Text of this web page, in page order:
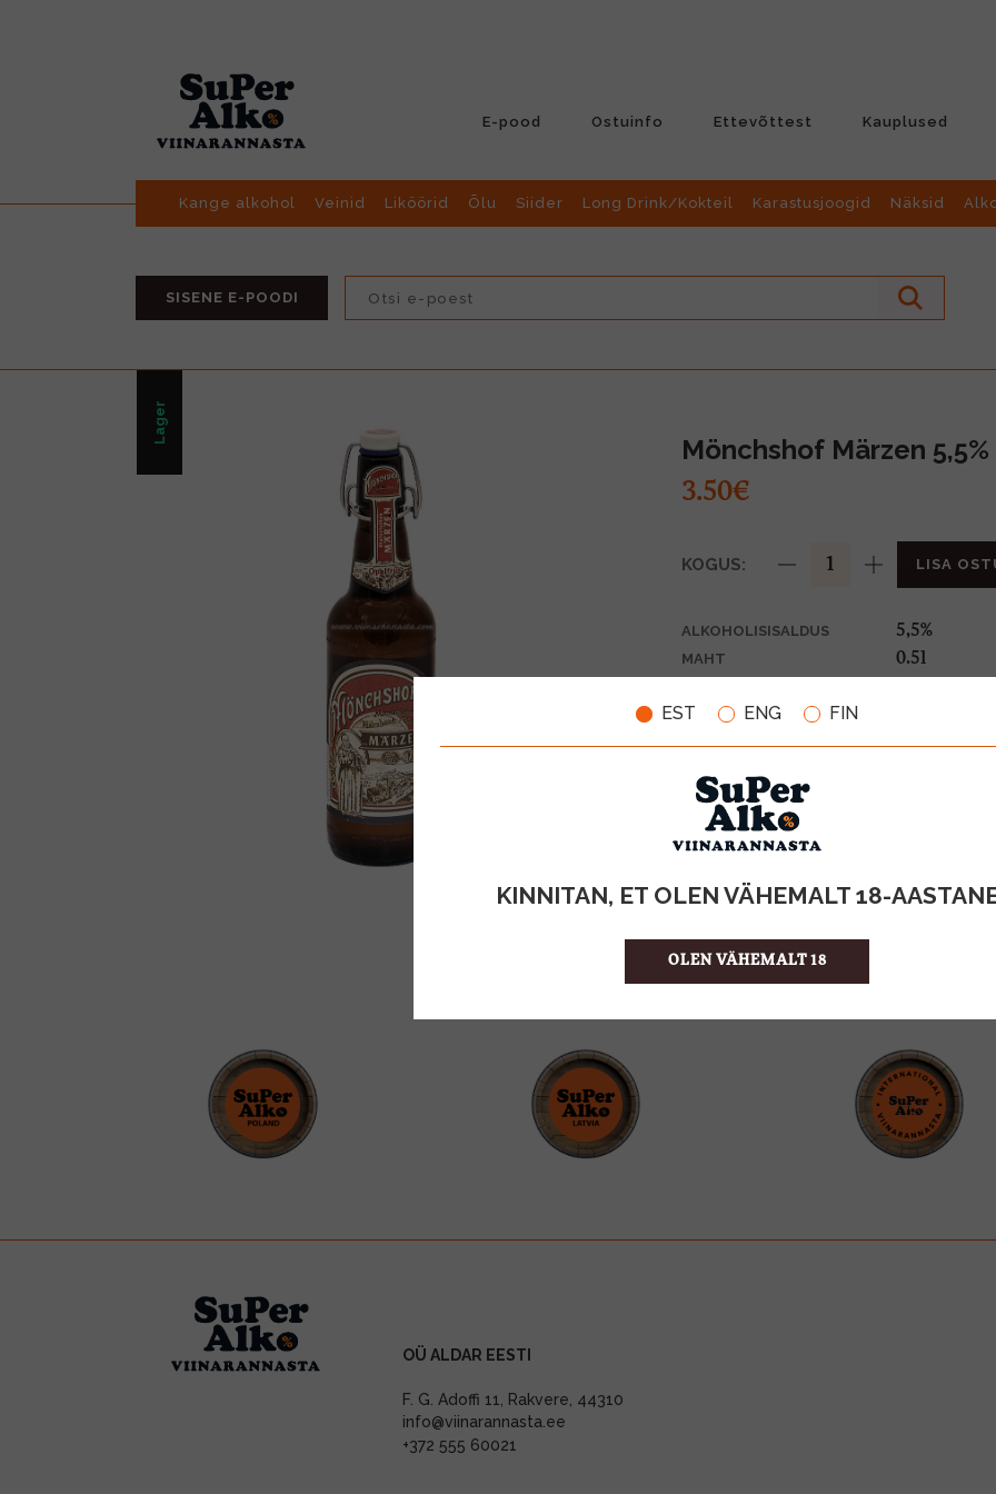
EST ENG FIN
KINNITAN, ET OLEN VÄHEMALT 18-
OLEN VÄHEMALT 18
E-pood Ostuinfo Ettevõttest Kauplused
Kange alkohol Veinid Liköörid Õlu Siider Long Drink/Kokteil Karastusjoogid Näksid
SISENE E-POODI
Lager
Mönchshof Märzen
3.50€
KOGUS: LISA
ALKOHOLISISALDUS 5,5%
MAHT 0.5l
TOOTE LIIK
PANT
KOOD
KOGUS KASTIS
OÜ ALDAR EESTI
F. G. Adoffi 11, Rakvere, 44310
info@viinarannasta.ee
+372 555 60021